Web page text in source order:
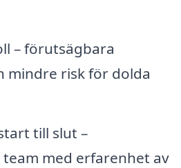
– förutsägbara
mindre risk för dolda
till slut –
med erfarenhet av